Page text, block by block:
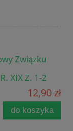
Związku
XIX Z. 1-2
12,90 zł
do koszyka